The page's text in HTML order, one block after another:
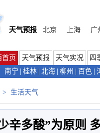
天气预报
北京 上海 广
首页 天气预报 天气实况 四
南宁
桂林 北海 柳州 百色
> 生活天气
辛多酸”为原则